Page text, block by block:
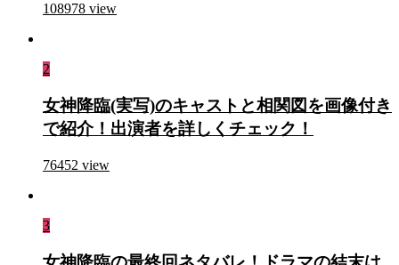
108978 view
2
女神降臨(実写)のキャストと相関図を画像付き
で紹介！出演者を詳しくチェック！
76452 view
3